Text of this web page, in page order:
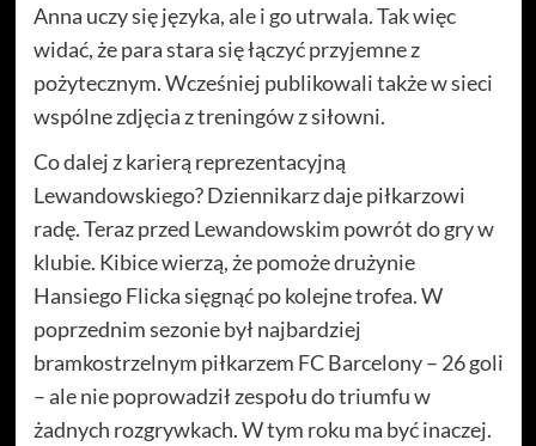
Anna uczy się języka, ale i go utrwala. Tak więc
widać, że para stara się łączyć przyjemne z
pożytecznym. Wcześniej publikowali także w sieci
wspólne zdjęcia z treningów z siłowni.
Co dalej z karierą reprezentacyjną
Lewandowskiego? Dziennikarz daje piłkarzowi
radę. Teraz przed Lewandowskim powrót do gry w
klubie. Kibice wierzą, że pomoże drużynie
Hansiego Flicka sięgnąć po kolejne trofea. W
poprzednim sezonie był najbardziej
bramkostrzelnym piłkarzem FC Barcelony – 26 goli
– ale nie poprowadził zespołu do triumfu w
żadnych rozgrywkach. W tym roku ma być inaczej.